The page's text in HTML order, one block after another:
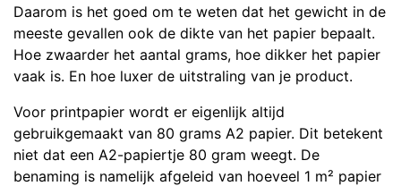
Daarom is het goed om te weten dat het gewicht in de
meeste gevallen ook de dikte van het papier bepaalt.
Hoe zwaarder het aantal grams, hoe dikker het papier
vaak is. En hoe luxer de uitstraling van je product.
Voor printpapier wordt er eigenlijk altijd
gebruikgemaakt van 80 grams A2 papier. Dit betekent
niet dat een A2-papiertje 80 gram weegt. De
benaming is namelijk afgeleid van hoeveel 1 m² papier